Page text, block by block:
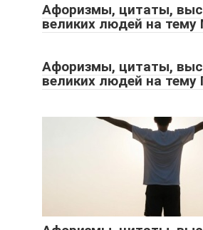
Афоризмы, цитаты,
великих людей на тему
Афоризмы, цитаты,
великих людей на тему